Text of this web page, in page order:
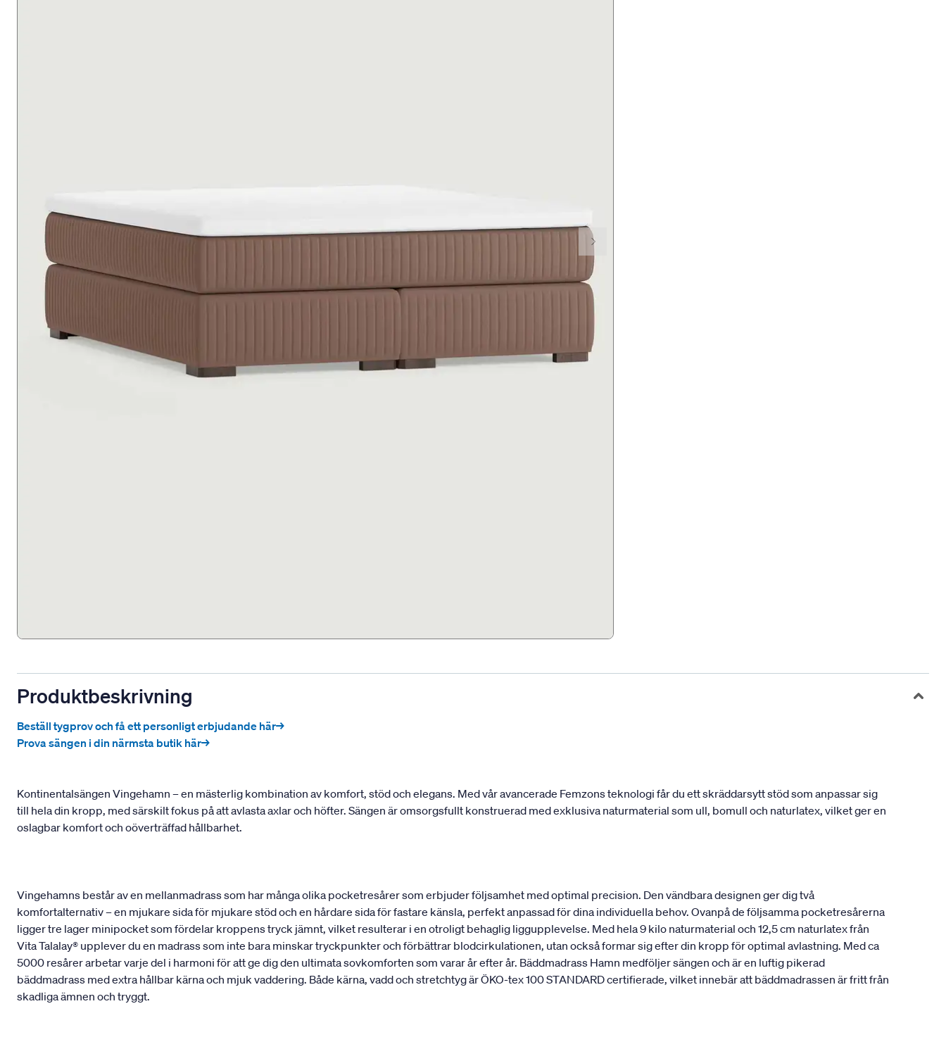
Produktbeskrivning
Beställ tygprov och få ett personligt erbjudande här→
Prova sängen i din närmsta butik här→
Kontinentalsängen Vingehamn – en mästerlig kombination av komfort, stöd och elegans. Med vår avancerade Femzons teknologi får du ett skräddarsytt stöd som anpassar sig
till hela din kropp, med särskilt fokus på att avlasta axlar och höfter. Sängen är omsorgsfullt konstruerad med exklusiva naturmaterial som ull, bomull och naturlatex, vilket ger en
oslagbar komfort och oöverträffad hållbarhet.
Vingehamns består av en mellanmadrass som har många olika pocketresårer som erbjuder följsamhet med optimal precision. Den vändbara designen ger dig två
komfortalternativ – en mjukare sida för mjukare stöd och en hårdare sida för fastare känsla, perfekt anpassad för dina individuella behov. Ovanpå de följsamma pocketresårerna
ligger tre lager minipocket som fördelar kroppens tryck jämnt, vilket resulterar i en otroligt behaglig liggupplevelse. Med hela 9 kilo naturmaterial och 12,5 cm naturlatex från
Vita Talalay® upplever du en madrass som inte bara minskar tryckpunkter och förbättrar blodcirkulationen, utan också formar sig efter din kropp för optimal avlastning. Med ca
5000 resårer arbetar varje del i harmoni för att ge dig den ultimata sovkomforten som varar år efter år. Bäddmadrass Hamn medföljer sängen och är en luftig pikerad
bäddmadrass med extra hållbar kärna och mjuk vaddering. Både kärna, vadd och stretchtyg är ÖKO-tex 100 STANDARD certifierade, vilket innebär att bäddmadrassen är fritt från
skadliga ämnen och tryggt.